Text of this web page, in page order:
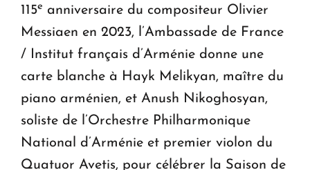
115e anniversaire du compositeur Olivier
Messiaen en 2023, l’Ambassade de France
/ Institut français d’Arménie donne une
carte blanche à Hayk Melikyan, maître du
piano arménien, et Anush Nikoghosyan,
soliste de l’Orchestre Philharmonique
National d’Arménie et premier violon du
Quatuor Avetis, pour célébrer la Saison de